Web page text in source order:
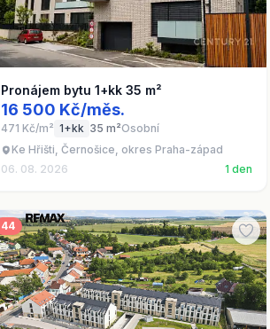
Pronájem bytu 1+kk 35 m²
16 500 Kč/měs.
471 Kč/m² 1+kk 35 m²Osobní
Ke Hřišti, Černošice, okres Praha-západ
06. 08. 2026
1 den
44